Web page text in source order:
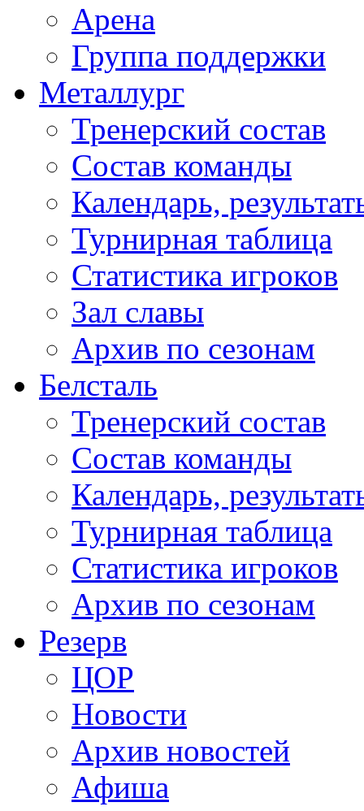
Арена
Группа поддержки
Металлург
Тренерский состав
Состав команды
Календарь,
Турнирная таблица
Статистика игроков
Зал славы
Архив по сезонам
Белсталь
Тренерский состав
Состав команды
Календарь,
Турнирная таблица
Статистика игроков
Архив по сезонам
Резерв
ЦОР
Новости
Архив новостей
Афиша